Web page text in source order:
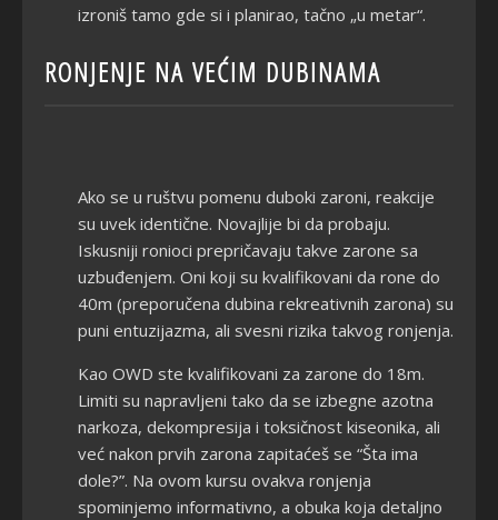
izroniš tamo gde si i planirao, tačno „u metar“.
RONJENJE NA VEĆIM DUBINAMA
Ako se u ruštvu pomenu duboki zaroni, reakcije
su uvek identične. Novajlije bi da probaju.
Iskusniji ronioci prepričavaju takve zarone sa
uzbuđenjem. Oni koji su kvalifikovani da rone do
40m (preporučena dubina rekreativnih zarona) su
puni entuzijazma, ali svesni rizika takvog ronjenja.
Kao OWD ste kvalifikovani za zarone do 18m.
Limiti su napravljeni tako da se izbegne azotna
narkoza, dekompresija i toksičnost kiseonika, ali
već nakon prvih zarona zapitaćeš se “Šta ima
dole?”. Na ovom kursu ovakva ronjenja
spominjemo informativno, a obuka koja detaljno